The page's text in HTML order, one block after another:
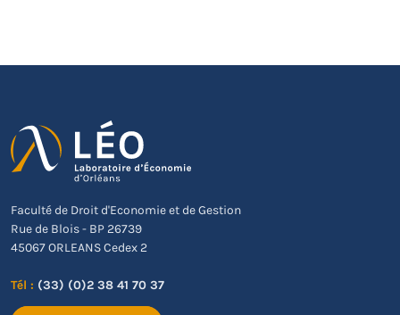
Faculté de Droit d'Economie et de Gestion
Rue de Blois - BP 26739
45067 ORLEANS Cedex 2
Tél : (33) (0)2 38 41 70 37